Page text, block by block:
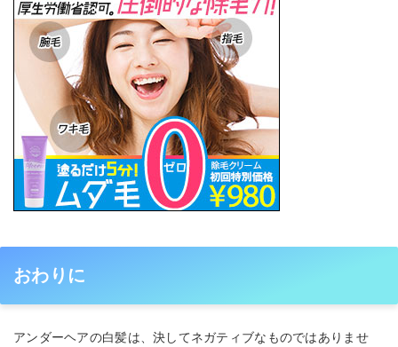
おわりに
アンダーヘアの白髪は、決してネガティブなものではありませ